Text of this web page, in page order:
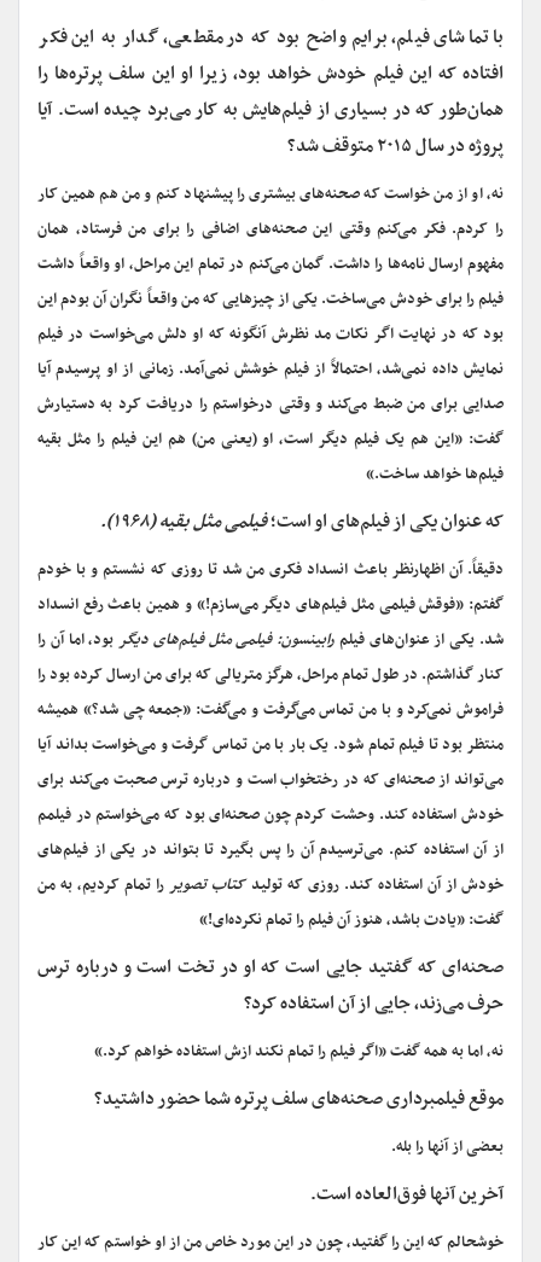
با تماشای فیلم، برایم واضح بود که در مقطعی، گدار به این فکر
افتاده که این فیلم خودش خواهد بود، زیرا او این سلف پرتره‌ها را
همان‌طور که در بسیاری از فیلم‌هایش به کار می‌برد چیده است. آیا
پروژه در سال ۲۰۱۵ متوقف شد؟
نه، او از من خواست که صحنه‌های بیشتری را پیشنهاد کنم و من هم همین کار
را کردم. فکر می‌کنم وقتی این صحنه‌های اضافی را برای من فرستاد، همان
مفهوم ارسال نامه‌ها را داشت. گمان می‌کنم در تمام این مراحل، او واقعاً داشت
فیلم را برای خودش می‌ساخت. یکی از چیزهایی که من واقعاً نگران آن بودم این
بود که در نهایت اگر نکات مد نظرش آنگونه که او دلش می‌خواست در فیلم
نمایش داده نمی‌شد، احتمالاً از فیلم خوشش نمی‌آمد. زمانی از او پرسیدم آیا
صدایی برای من ضبط می‌کند و وقتی درخواستم را دریافت کرد به دستیارش
گفت: «این هم یک فیلم دیگر است، او (یعنی من) هم این فیلم را مثل بقیه
فیلم‌ها خواهد ساخت.»
که عنوان یکی از فیلم‌های او است؛فیلمی مثل بقیه (۱۹۶۸).
دقیقاً. آن اظهارنظر باعث انسداد فکری من شد تا روزی که نشستم و با خودم
گفتم: «فوقش فیلمی مثل فیلمهای دیگر می‌سازم!» و همین باعث رفع انسداد
شد. یکی از عنوان‌های فیلمرابینسون: فیلمی مثل فیلم‌های دیگربود، اما آن را
کنار گذاشتم. در طول تمام مراحل، هرگز متریالی که برای من ارسال کرده بود را
فراموش نمی‌کرد و با من تماس می‌گرفت و می‌گفت: «جمعه چی شد؟» همیشه
منتظر بود تا فیلم تمام شود. یک بار با من تماس گرفت و می‌خواست بداند آیا
می‌تواند از صحنه‌ای که در رختخواب است و درباره ترس صحبت می‌کند برای
خودش استفاده کند. وحشت کردم چون صحنه‌ای بود که می‌خواستم در فیلمم
از آن استفاده کنم. می‌ترسیدم آن را پس بگیرد تا بتواند در یکی از فیلمهای
خودش از آن استفاده کند. روزی که تولیدکتاب تصویررا تمام کردیم، به من
گفت: «یادت باشد، هنوز آن فیلم را تمام نکرده‌ای!»
صحنه‌ای که گفتید جایی است که او در تخت است و درباره ترس
حرف می‌زند، جایی از آن استفاده کرد؟
نه، اما به همه گفت «اگر فیلم را تمام نکند ازش استفاده خواهم کرد.»
موقع فیلمبرداری صحنه‌های سلف پرتره شما حضور داشتید؟
بعضی از آنها را بله.
آخرین آنها فوق‌العاده است.
خوشحالم که این را گفتید، چون در این مورد خاص من از او خواستم که این کار